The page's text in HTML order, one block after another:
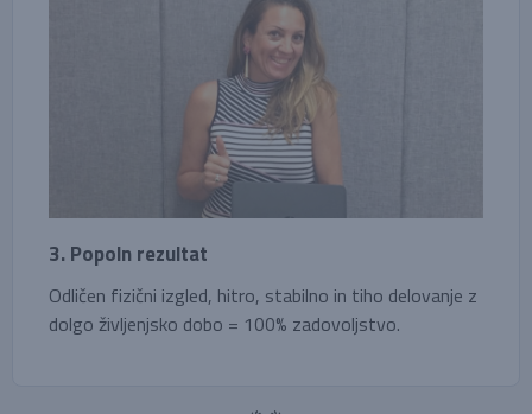
3. Popoln rezultat
Odličen fizični izgled, hitro, stabilno in tiho delovanje z
dolgo življenjsko dobo = 100% zadovoljstvo.